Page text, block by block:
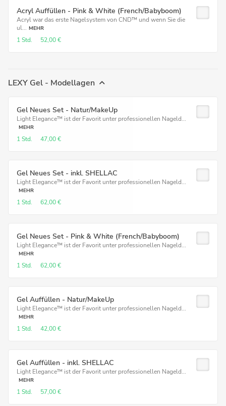
Acryl Auffüllen - Pink & White (French/Babyboom)
Acryl war das erste Nagelsystem von CND™ und wenn Sie die
ul... MEHR
1 Std. 52,00 €
LEXY Gel - Modellagen
Gel Neues Set - Natur/MakeUp
Light Elegance™ ist der Favorit unter professionellen Nageld...
MEHR
1 Std. 47,00 €
Gel Neues Set - inkl. SHELLAC
Light Elegance™ ist der Favorit unter professionellen Nageld...
MEHR
1 Std. 62,00 €
Gel Neues Set - Pink & White (French/Babyboom)
Light Elegance™ ist der Favorit unter professionellen Nageld...
MEHR
1 Std. 62,00 €
Gel Auffüllen - Natur/MakeUp
Light Elegance™ ist der Favorit unter professionellen Nageld...
MEHR
1 Std. 42,00 €
Gel Auffüllen - inkl. SHELLAC
Light Elegance™ ist der Favorit unter professionellen Nageld...
MEHR
1 Std. 57,00 €